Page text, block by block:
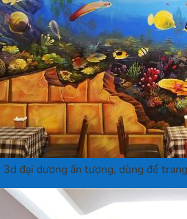
đại dương ấn tượng, dùng để